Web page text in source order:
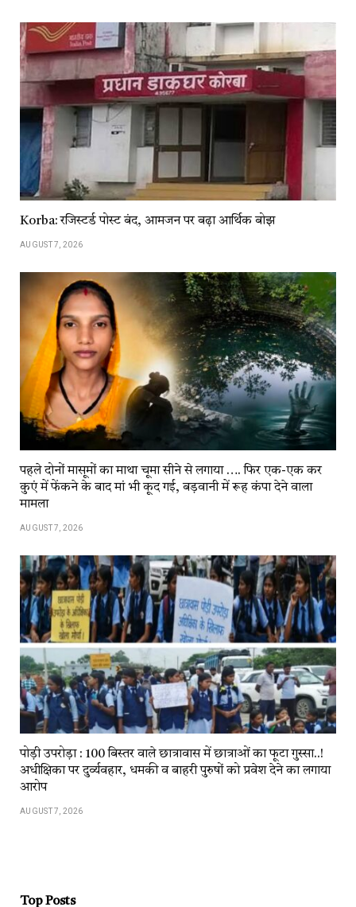
Korba: रजिस्टर्ड पोस्ट बंद, आमजन पर बढ़ा आर्थिक बोझ
AUGUST 7, 2026
पहले दोनों मासूमों का माथा चूमा सीने से लगाया …. फिर एक-एक कर
कुएं में फेंकने के बाद मां भी कूद गई, बड़वानी में रूह कंपा देने वाला
मामला
AUGUST 7, 2026
पोड़ी उपरोड़ा : 100 बिस्तर वाले छात्रावास में छात्राओं का फूटा गुस्सा..!
अधीक्षिका पर दुर्व्यवहार, धमकी व बाहरी पुरुषों को प्रवेश देने का लगाया
आरोप
AUGUST 7, 2026
Top Posts